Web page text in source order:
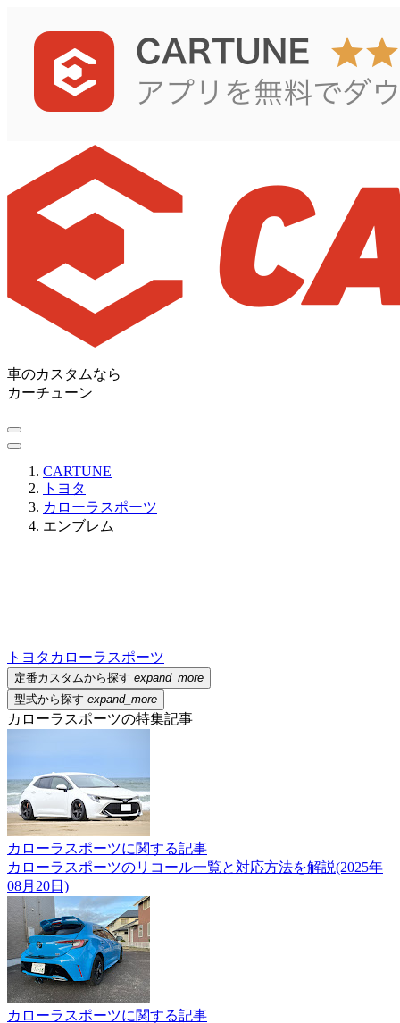
車のカスタムなら
カーチューン
CARTUNE
トヨタ
カローラスポーツ
エンブレム
トヨタ カローラスポーツ
定番カスタムから探す expand_more
型式から探す expand_more
カローラスポーツの特集記事
カローラスポーツに関する記事
カローラスポーツのリコール一覧と対応方法を解説(2025年
08月20日)
カローラスポーツに関する記事